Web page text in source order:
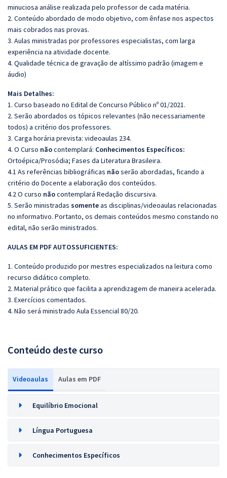
minuciosa análise realizada pelo professor de cada matéria.
2. Conteúdo abordado de modo objetivo, com ênfase nos aspectos
mais cobrados nas provas.
3. Aulas ministradas por professores especialistas, com larga
experiência na atividade docente.
4. Qualidade técnica de gravação de altíssimo padrão (imagem e
áudio)
Mais Detalhes:
1. Curso baseado no Edital de Concurso Público nº 01/2021.
2. Serão abordados os tópicos relevantes (não necessariamente
todos) a critério dos professores.
3. Carga horária prevista: videoaulas 234.
4. O Curso nãocontemplará: Conhecimentos Específicos:
Ortoépica/Prosódia; Fases da Literatura Brasileira.
4.1 As referências bibliográficas nãoserão abordadas, ficando a
critério do Docente a elaboração dos conteúdos.
4.2 O curso nãocontemplará Redação discursiva.
5. Serão ministradas somenteas disciplinas/videoaulas relacionadas
no informativo. Portanto, os demais conteúdos mesmo constando no
edital, não serão ministrados.
AULAS EM PDF AUTOSSUFICIENTES:
1. Conteúdo produzido por mestres especializados na leitura como
recurso didático completo.
2. Material prático que facilita a aprendizagem de maneira acelerada.
3. Exercícios comentados.
4. Não será ministrado Aula Essencial 80/20.
Conteúdo deste curso
Videoaulas Aulas em PDF
Equilíbrio Emocional
Língua Portuguesa
Conhecimentos Específicos